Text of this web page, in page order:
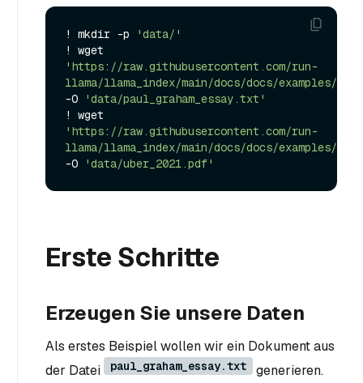
! mkdir -p
'data/'
'https://raw.githubusercontent.com/run-
llama/llama_index/main/docs/docs/examples/
-O
'data/paul_graham_essay.txt'
'https://raw.githubusercontent.com/run-
llama/llama_index/main/docs/docs/examples/
-O
'data/uber_2021.pdf'
Erste Schritte
Erzeugen Sie unsere Daten
Als erstes Beispiel wollen wir ein Dokument aus
der Datei
paul_graham_essay.txt
generieren.